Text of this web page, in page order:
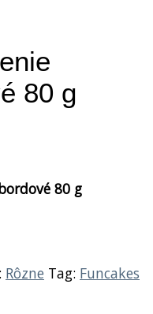
80 g
80 g
Rôzne Tag: Funcakes